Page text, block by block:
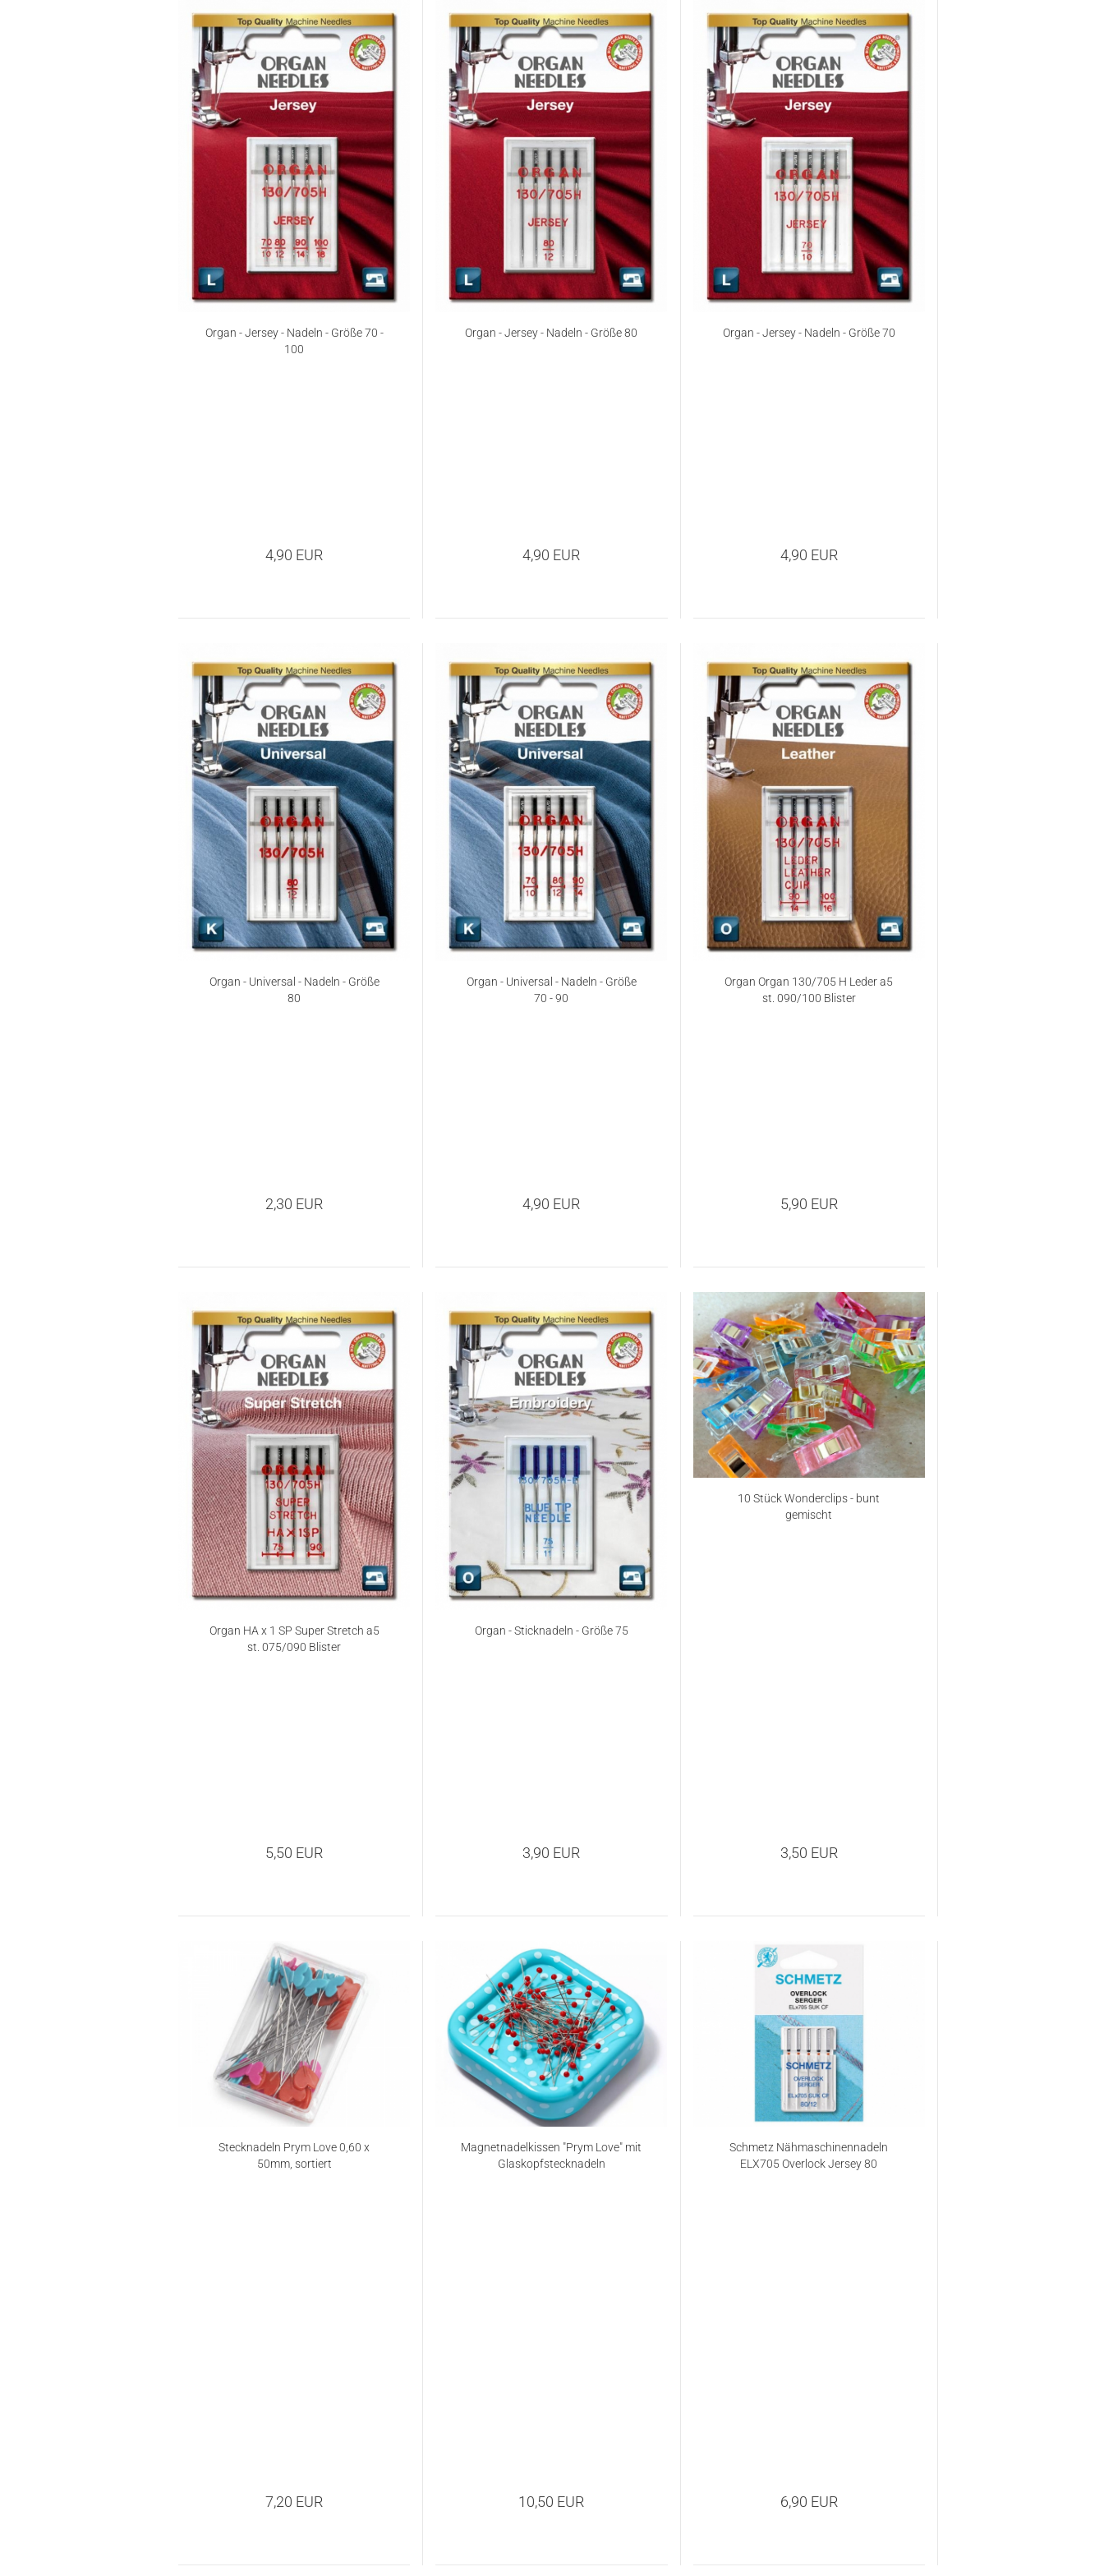
Organ - Jersey - Nadeln - Größe 70 -
100
4,90 EUR
Organ - Jersey - Nadeln - Größe 80
4,90 EUR
Organ - Jersey - Nadeln - Größe 70
4,90 EUR
Organ - Universal - Nadeln - Größe
80
2,30 EUR
Organ - Universal - Nadeln - Größe
70 - 90
4,90 EUR
Organ Organ 130/705 H Leder a5
st. 090/100 Blister
5,90 EUR
Organ HA x 1 SP Super Stretch a5
st. 075/090 Blister
5,50 EUR
Organ - Sticknadeln - Größe 75
3,90 EUR
10 Stück Wonderclips - bunt
gemischt
3,50 EUR
Stecknadeln Prym Love 0,60 x
50mm, sortiert
7,20 EUR
Magnetnadelkissen "Prym Love" mit
Glaskopfstecknadeln
10,50 EUR
Schmetz Nähmaschinennadeln
ELX705 Overlock Jersey 80
6,90 EUR